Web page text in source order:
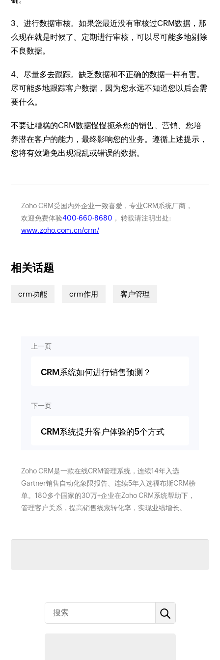
3、进行数据审核。如果您最近没有审核过CRM数据，那
么现在就是时候了。定期进行审核，可以尽可能多地剔除
不良数据。
4、尽量多去跟踪。缺乏数据和不正确的数据一样有害。
尽可能多地跟踪客户数据，因为您永远不知道您以后会需
要什么。
不要让糟糕的CRM数据慢慢扼杀您的销售、营销、您培
养潜在客户的能力，最终影响您的业务。遵循上述提示，
您将有效避免出现混乱或错误的数据。
Zoho CRM受国内外企业一致喜爱，专业CRM系统厂商，
欢迎免费体验400-660-8680 ， 转载请注明出处:
www.zoho.com.cn/crm/
相关话题
crm功能 crm作用 客户管理
上一页
CRM系统如何进行销售预测？
下一页
CRM系统提升客户体验的5个方式
Zoho CRM是一款在线CRM管理系统，连续14年入选
Gartner销售自动化象限报告、连续5年入选福布斯CRM榜
单。180多个国家的30万+企业在Zoho CRM系统帮助下，
管理客户关系，提高销售线索转化率，实现业绩增长。